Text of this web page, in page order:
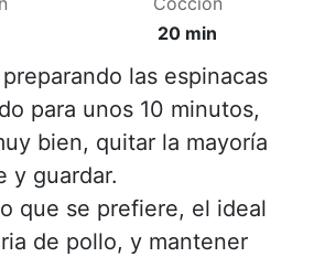
20 min
las espinacas
para unos 10 minutos,
bien, quitar la mayoría
y guardar.
que se prefiere, el ideal
de pollo, y mantener